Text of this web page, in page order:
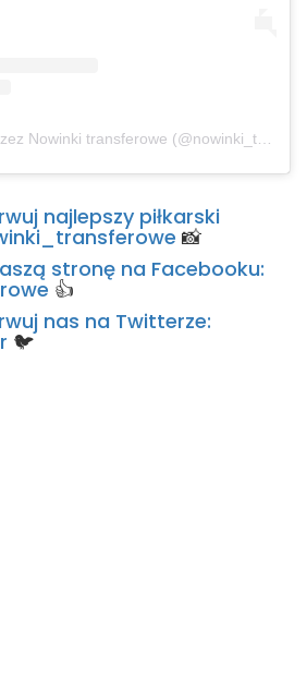
najlepszy piłkarski
📸
stronę na Facebooku:
👍
nas na Twitterze:
🐦